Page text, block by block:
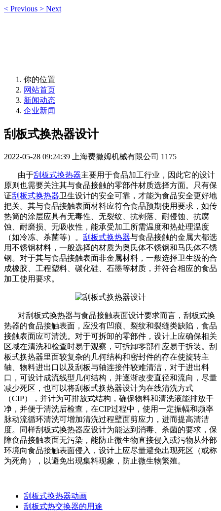
< Previous > Next
你的位置
网站首页
新闻动态
企业新闻
刮板式换热器设计
2022-05-28 09:24:39 上海费撒姆机械有限公司 1175
由于刮板式换热器主要用于食品加工行业，因此它的设计
原则也需要关注其与食品接触的零部件材质选择方面。只有保
证刮板式换热器卫生设计的安全可靠，才能为食品安全更好地
把关。其与食品接触表面材料应符合食品预期使用要求，如传
热筒的涂层应具有无毒性、无裂纹、抗剥落、耐侵蚀、抗腐
蚀、耐磨损、无吸收性，能承受加工所需温度和热处理温度
（如冷冻、杀菌等）。 刮板式换热器与食品接触的金属大都选
用不锈钢材料，一般选择的材质为奥氏体不锈钢和马氏体不锈
钢。对于其与食品接触表面非金属材料，一般选择卫生级的合
成橡胶、工程塑料、碳化硅、石墨等材质，并符合相应的食品
加工使用要求。
对刮板式换热器与食品接触表面设计要求而言，刮板式换
热器的食品接触表面，应没有凹痕、裂纹和裂缝类缺陷，食品
接触表面应可清洗。对于可拆卸的零部件，设计上应确保相关
区域在清洗和检查时易于观察，可拆卸零部件应易于拆装。刮
板式换热器里面较复杂的几何结构和密封件的存在使旋转主
轴、物料进出口以及刮板与轴连接件较难清洁，对于进出料
口，可设计成流线型几何结构，并逐渐改变直径和流向，尽量
减少死区，也可以将刮板式换热器设计为在线清洗方式
（CIP），并计为可排放式结构，确保物料和清洗液能排放干
净，并便于清洗后检查，在CIP过程中，使用一定振幅和频率
脉动流循环清洗可增加清洗过程壁面剪应力，进而提高清洁
度。同样刮板式换热器应设计为能达到消毒、杀菌的要求，保
障食品接触表面无污染，能防止微生物直接侵入或污物从外部
环境向食品接触表面侵入，设计上应尽量避免出现死区（或称
为死角），以避免出现集料现象，防止微生物繁殖。
刮板式换热器动画
刮板式热交换器的用途